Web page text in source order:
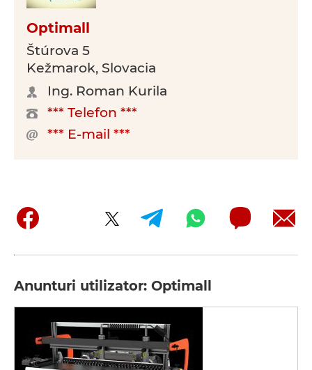
Optimall
Štúrova 5
Kežmarok, Slovacia
Ing. Roman Kurila
*** Telefon ***
*** E-mail ***
Anunturi utilizator: Optimall